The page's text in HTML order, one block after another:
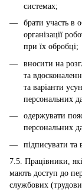
системах;
брати участь в
організації
при їх обробці;
вносити на
та
та варіанти
персональних
одержувати
персональних
підписувати та
7.5. Працівники,
мають доступ до
службових